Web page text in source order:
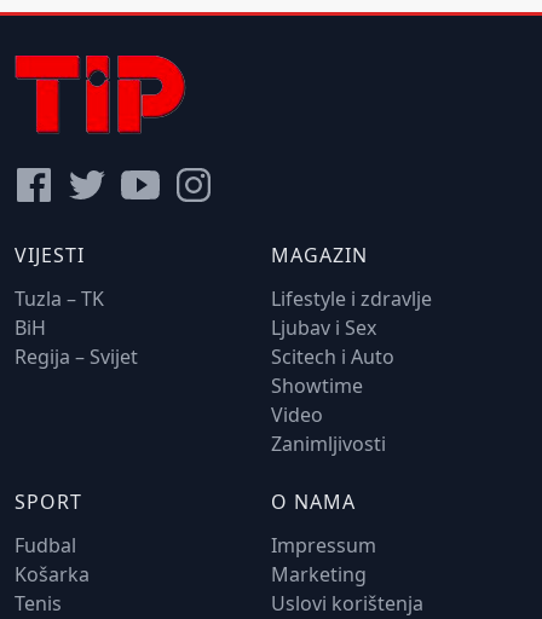
VIJESTI
Tuzla – TK
BiH
Regija – Svijet
MAGAZIN
Lifestyle i zdravlje
Ljubav i Sex
Scitech i Auto
Showtime
Video
Zanimljivosti
SPORT
Fudbal
Košarka
Tenis
O NAMA
Impressum
Marketing
Uslovi korištenja